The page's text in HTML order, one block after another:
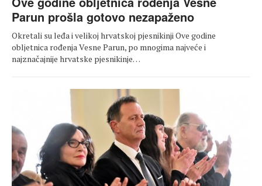
Parun prošla gotovo nezapaženo
Okretali su leđa i velikoj hrvatskoj pjesnikinji Ove godine
obljetnica rođenja Vesne Parun, po mnogima najveće i
najznačajnije hrvatske pjesnikinje…